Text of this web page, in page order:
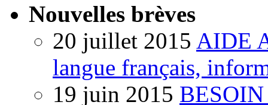
Nouvelles brèves
20 juillet 2015 AIDE
langue français,
19 juin 2015